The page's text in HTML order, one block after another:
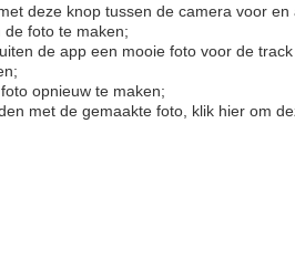
deze knop tussen de camera voor en
de foto te maken;
de app een mooie foto voor de
opnieuw te maken;
met de gemaakte foto, klik hier om